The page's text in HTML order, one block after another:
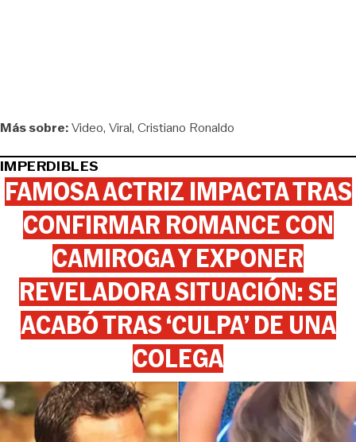
Más sobre:Video Viral Cristiano Ronaldo
IMPERDIBLES
FAMOSA ACTRIZ IMPACTA TRAS
CONFIRMAR ROMANCE CON
CAMIROGA Y EXPONER
REVELADORA SITUACIÓN: SE
ACABÓ TRAS ‘CULPA’ DE UNA
COLEGA